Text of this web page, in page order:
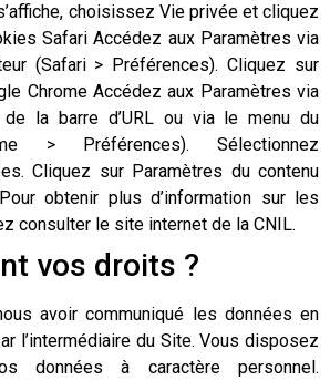
choisissez Vie privée et cliquez
Safari Accédez aux Paramètres via
(Safari > Préférences). Cliquez sur
Chrome Accédez aux Paramètres via
la barre d’URL ou via le menu du
> Préférences). Sélectionnez
Cliquez sur Paramètres du contenu
obtenir plus d’information sur les
consulter le site internet de la CNIL.
vos droits ?
avoir communiqué les données en
l’intermédiaire du Site. Vous disposez
données à caractère personnel.